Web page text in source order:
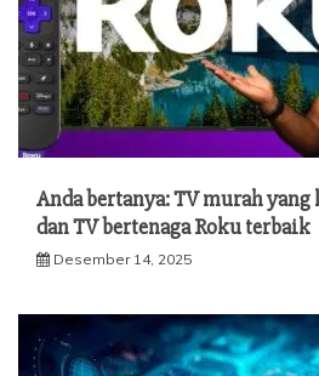
Anda bertanya: TV murah
dan TV bertenaga Roku terbaik
Desember 14, 2025